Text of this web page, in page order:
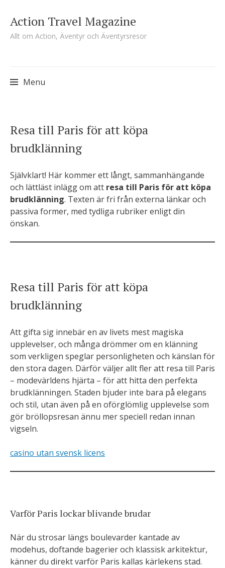
Action Travel Magazine
Allt om Action, Äventyr och Äventyrsresor
Menu
to
content
Resa till Paris för att köpa
brudklänning
Självklart! Här kommer ett långt, sammanhängande
och lättläst inlägg om att resa till Paris för att köpa
brudklänning. Texten är fri från externa länkar och
passiva former, med tydliga rubriker enligt din
önskan.
Resa till Paris för att köpa
brudklänning
Att gifta sig innebär en av livets mest magiska
upplevelser, och många drömmer om en klänning
som verkligen speglar personligheten och känslan för
den stora dagen. Därför väljer allt fler att resa till Paris
– modevärldens hjärta – för att hitta den perfekta
brudklänningen. Staden bjuder inte bara på elegans
och stil, utan även på en oförglömlig upplevelse som
gör bröllopsresan ännu mer speciell redan innan
vigseln.
casino utan svensk licens
Varför Paris lockar blivande brudar
När du strosar längs boulevarder kantade av
modehus, doftande bagerier och klassisk arkitektur,
känner du direkt varför Paris kallas kärlekens stad.